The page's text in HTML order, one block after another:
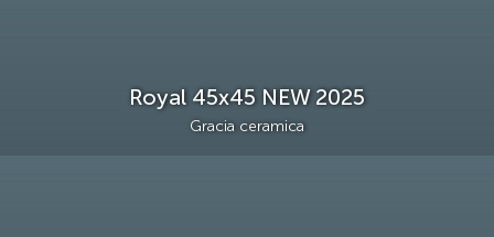
Royal 45х45 NEW 2025
Gracia ceramica